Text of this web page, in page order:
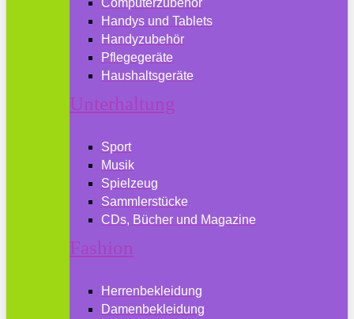
Handys und Tablets
Handyzubehör
Pflegegeräte
Haushaltsgeräte
Unterhaltung
Sport
Musik
Spielzeug
Sammlerstücke
CDs, Bücher und Magazine
Fashion
Herrenbekleidung
Damenbekleidung